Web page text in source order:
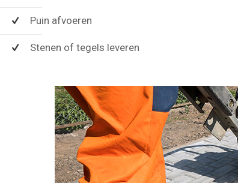
Puin afvoeren
Stenen of tegels leveren